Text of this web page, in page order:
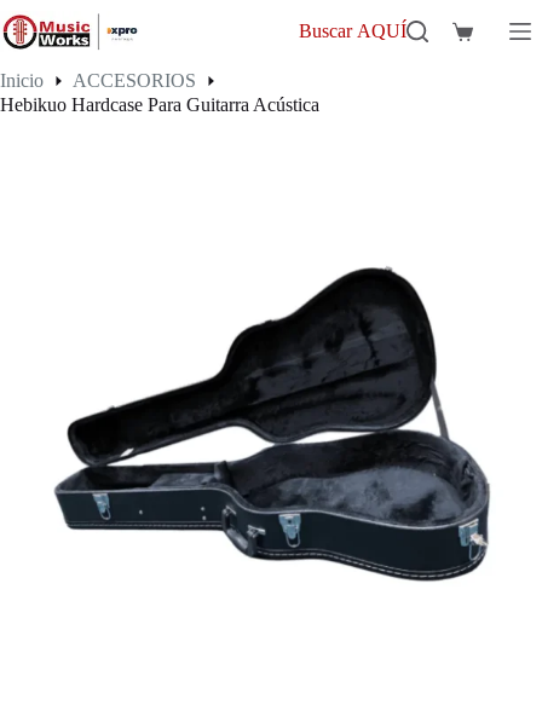
al
contenido
Buscar AQUÍ
Carro
Inicio
ACCESORIOS
Hebikuo Hardcase Para Guitarra Acústica